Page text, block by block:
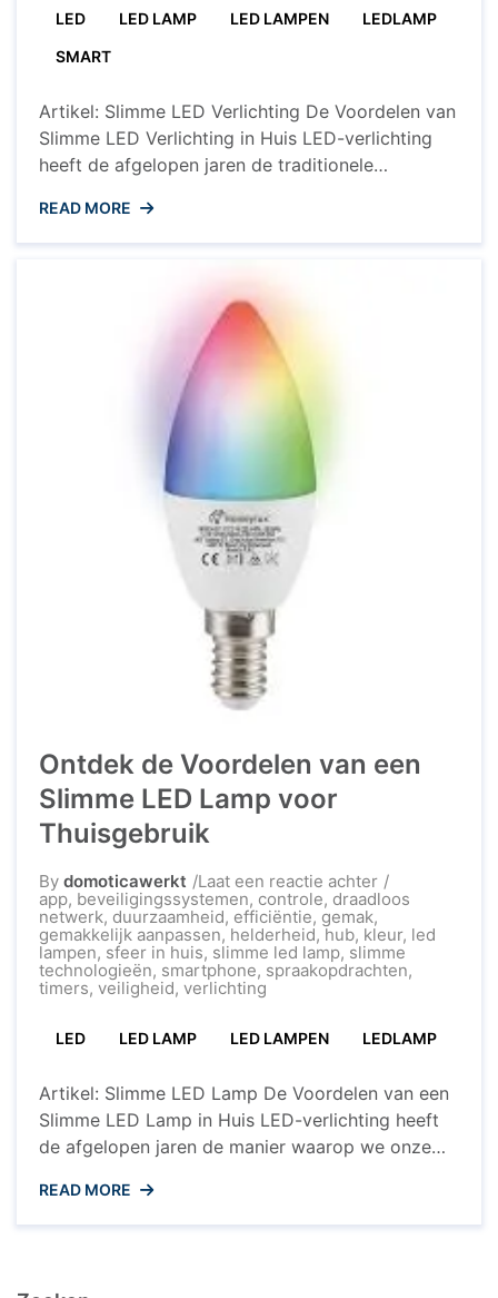
een
LED LED LAMP LED LAMPEN
LEDLAMP
SMART
Artikel: Slimme LED Verlichting De Voordelen van
Slimme LED Verlichting in Huis LED-verlichting
heeft de afgelopen jaren de traditionele
vele voordelen die het biedt. Met de opkomst
van slimme technologieën is LED-verlichting nog
huiseigenaren kunnen genieten van een hele
reeks nieuwe mogelijkheden. Efficiëntie en
Duurzaamheid Een ...
READ MORE
Ontdek de Voordelen van een
Slimme LED Lamp voor
Thuisgebruik
By domoticawerkt Laat een reactie achterop
Ontdek
Voordelen
van
een
Slimme
voor
app, beveiligingssystemen, controle, draadloos
netwerk, duurzaamheid, efficiëntie, gemak,
gemakkelijk aanpassen, helderheid, hub, kleur, led
lampen, sfeer in huis, slimme led lamp, slimme
technologieën, smartphone, spraakopdrachten,
timers, veiligheid, verlichting
LED LED LAMP LED LAMPEN LEDLAMP
Artikel: Slimme LED Lamp De Voordelen van een
Slimme LED Lamp in Huis LED-verlichting heeft
de afgelopen jaren de manier waarop we onze
slimme technologieën zijn er nu ook slimme LED
lampen beschikbaar die nog meer voordelen
READ MORE